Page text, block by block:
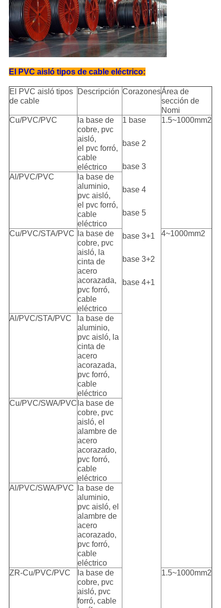
El PVC aisló tipos de cable eléctrico:
El PVC aisló tipos
de cable
Descripción CorazonesÁrea de
sección de
Nomi
Cu/PVC/PVC
la base de
cobre, pvc
aisló,
el pvc forró,
cable
eléctrico
1 base
base 2
base 3
base 4
base 5
base 3+1
base 3+2
base 4+1
1.5~1000mm2
Al/PVC/PVC
la base de
aluminio,
pvc aisló,
el pvc forró,
cable
eléctrico
Cu/PVC/STA/PVC
la base de
cobre, pvc
aisló, la
cinta de
acero
acorazada,
pvc forró,
cable
eléctrico
4~1000mm2
Al/PVC/STA/PVC
la base de
aluminio,
pvc aisló, la
cinta de
acero
acorazada,
pvc forró,
cable
eléctrico
Cu/PVC/SWA/PVC la base de
cobre, pvc
aisló, el
alambre de
acero
acorazado,
pvc forró,
cable
eléctrico
Al/PVC/SWA/PVC
la base de
aluminio,
pvc aisló, el
alambre de
acero
acorazado,
pvc forró,
cable
eléctrico
ZR-Cu/PVC/PVC
la base de
cobre, pvc
aisló, pvc
forró, cable
1.5~1000mm2